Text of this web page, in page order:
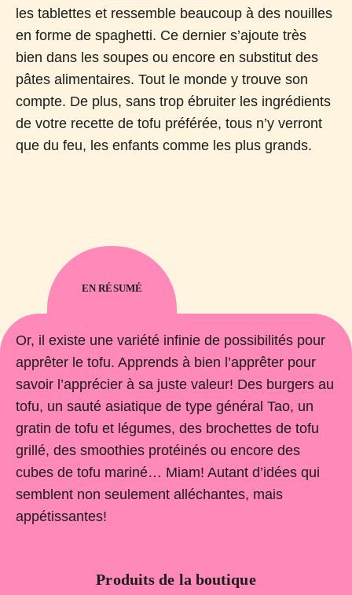
les tablettes et ressemble beaucoup à des nouilles
en forme de spaghetti. Ce dernier s’ajoute très
bien dans les soupes ou encore en substitut des
pâtes alimentaires. Tout le monde y trouve son
compte. De plus, sans trop ébruiter les ingrédients
de votre recette de tofu préférée, tous n’y verront
que du feu, les enfants comme les plus grands.
EN RÉSUMÉ
Or, il existe une variété infinie de possibilités pour
apprêter le tofu. Apprends à bien l’apprêter pour
savoir l’apprécier à sa juste valeur! Des burgers au
tofu, un sauté asiatique de type général Tao, un
gratin de tofu et légumes, des brochettes de tofu
grillé, des smoothies protéinés ou encore des
cubes de tofu mariné… Miam! Autant d’idées qui
semblent non seulement alléchantes, mais
appétissantes!
Produits de la boutique